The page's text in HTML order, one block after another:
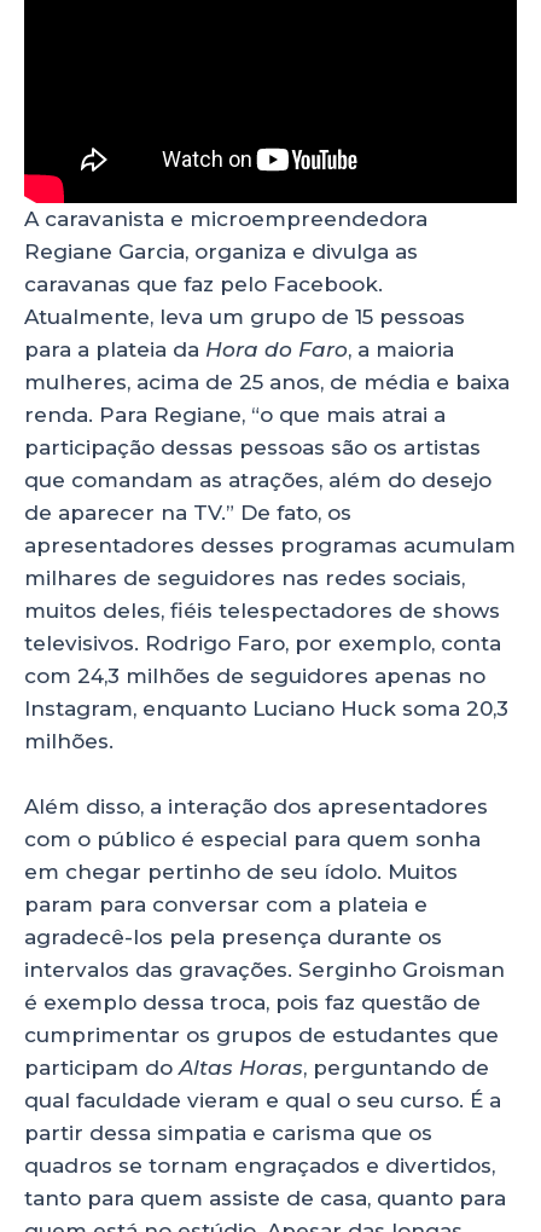
A caravanista e microempreendedora
Regiane Garcia, organiza e divulga as
caravanas que faz pelo Facebook.
Atualmente, leva um grupo de 15 pessoas
para a plateia da Hora do Faro, a maioria
mulheres, acima de 25 anos, de média e baixa
renda. Para Regiane, “o que mais atrai a
participação dessas pessoas são os artistas
que comandam as atrações, além do desejo
de aparecer na TV.” De fato, os
apresentadores desses programas acumulam
milhares de seguidores nas redes sociais,
muitos deles, fiéis telespectadores de shows
televisivos. Rodrigo Faro, por exemplo, conta
com 24,3 milhões de seguidores apenas no
Instagram, enquanto Luciano Huck soma 20,3
milhões.
Além disso, a interação dos apresentadores
com o público é especial para quem sonha
em chegar pertinho de seu ídolo. Muitos
param para conversar com a plateia e
agradecê-los pela presença durante os
intervalos das gravações. Serginho Groisman
é exemplo dessa troca, pois faz questão de
cumprimentar os grupos de estudantes que
participam doAltas Horas, perguntando de
qual faculdade vieram e qual o seu curso. É a
partir dessa simpatia e carisma que os
quadros se tornam engraçados e divertidos,
tanto para quem assiste de casa, quanto para